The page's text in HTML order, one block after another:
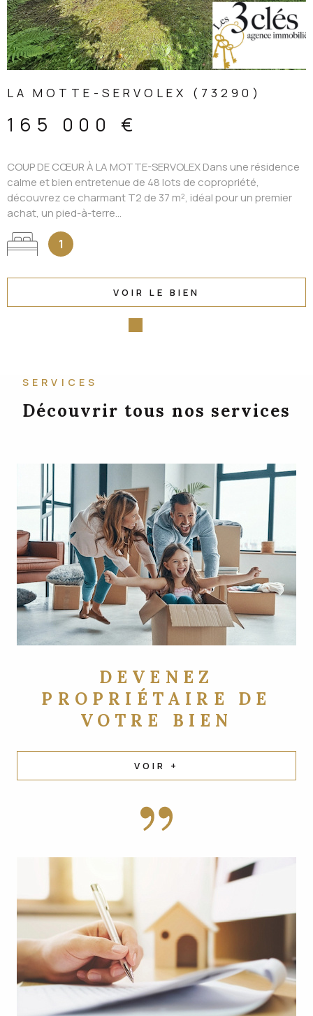
LA MOTTE-SERVOLEX (73290)
165 000 €
COUP DE CŒUR À LA MOTTE-SERVOLEX Dans une résidence
calme et bien entretenue de 48 lots de copropriété,
découvrez ce charmant T2 de 37 m², idéal pour un premier
achat, un pied-à-terre...
1
VOIR LE BIEN
SERVICES
Découvrir tous nos services
DEVENEZ
PROPRIÉTAIRE DE
VOTRE BIEN
VOIR +